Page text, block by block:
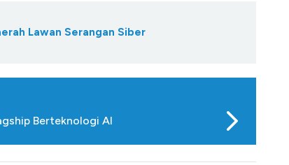
Lawan Serangan Siber
Berteknologi AI